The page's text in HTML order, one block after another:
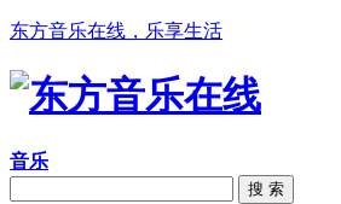
东方音乐在线，乐享生活
音乐
搜 索